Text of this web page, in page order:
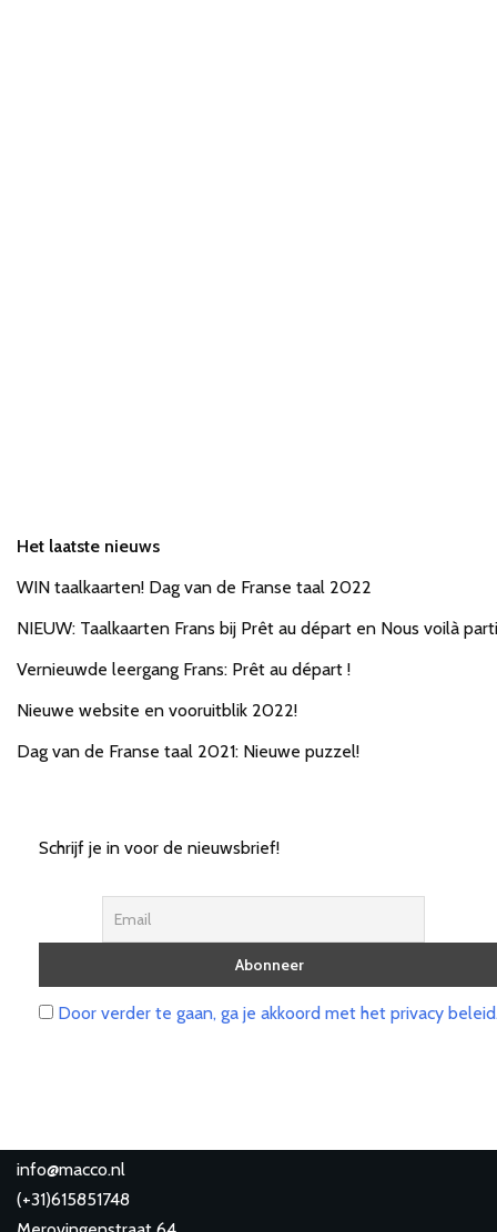
Het laatste nieuws
WIN taalkaarten! Dag van de Franse taal 2022
NIEUW: Taalkaarten Frans bij Prêt au départ en Nous voilà
Vernieuwde leergang Frans: Prêt au départ !
Nieuwe website en vooruitblik 2022!
Dag van de Franse taal 2021: Nieuwe puzzel!
Schrijf je in voor de nieuwsbrief!
Door verder te gaan, ga je akkoord met het privacy
info@macco.nl
(+31)615851748